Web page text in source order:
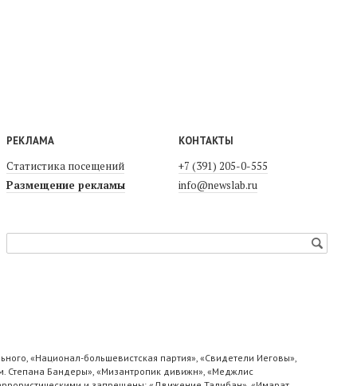
РЕКЛАМА
Статистика посещений
Размещение рекламы
КОНТАКТЫ
+7 (391) 205-0-555
info@newslab.ru
«Национал-большевистская партия», «Свидетели Иеговы»,
Степана Бандеры», «Мизантропик дивижн», «Меджлис